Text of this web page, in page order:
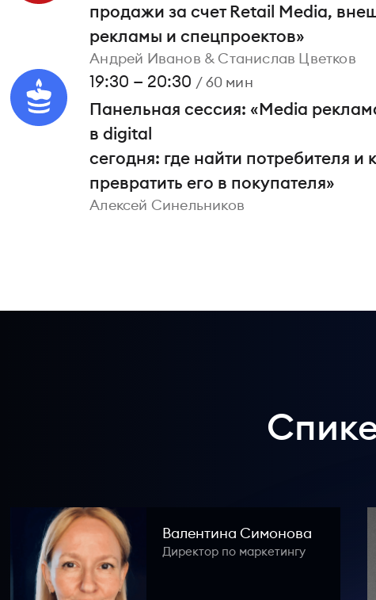
продажи за счет Retail Media,
рекламы и спецпроектов»
Андрей Иванов & Станислав Цветков
19:30 — 20:30 / 60 мин
Панельная сессия: «Media
в digital
сегодня: где найти потребителя и
превратить его в покупателя»
Алексей Синельников
Валентина Симонова
Директор по маркетингу